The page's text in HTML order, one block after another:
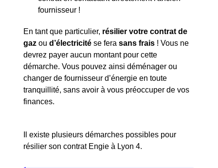
fournisseur !
En tant que particulier, résilier votre contrat de
gaz ou d’électricité se fera sans frais ! Vous ne
devrez payer aucun montant pour cette
démarche. Vous pouvez ainsi déménager ou
changer de fournisseur d’énergie en toute
tranquillité, sans avoir à vous préoccuper de vos
finances.
Il existe plusieurs démarches possibles pour
résilier son contrat Engie à Lyon 4.